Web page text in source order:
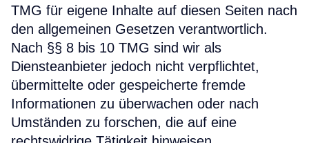
TMG für eigene Inhalte auf diesen Seiten nach
den allgemeinen Gesetzen verantwortlich.
Nach §§ 8 bis 10 TMG sind wir als
Diensteanbieter jedoch nicht verpflichtet,
übermittelte oder gespeicherte fremde
Informationen zu überwachen oder nach
Umständen zu forschen, die auf eine